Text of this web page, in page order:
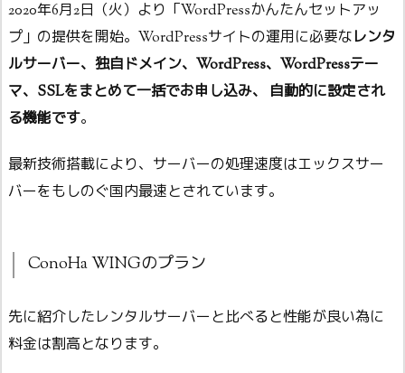
2020年6月2日（火）より「WordPressかんたんセットアッ
プ」の提供を開始。WordPressサイトの運用に必要なレンタ
ルサーバー、独自ドメイン、WordPress、WordPressテー
マ、SSLをまとめて一括でお申し込み、 自動的に設定され
る機能です。
最新技術搭載により、サーバーの処理速度はエックスサー
バーをもしのぐ国内最速とされています。
ConoHa WINGのプラン
先に紹介したレンタルサーバーと比べると性能が良い為に
料金は割高となります。